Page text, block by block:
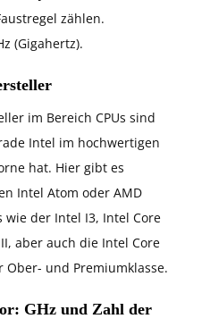
zählen.
(Gigahertz).
im Bereich CPUs sind
Intel im hochwertigen
hat. Hier gibt es
Intel Atom oder AMD
wie der Intel I3, Intel Core
aber auch die Intel Core
und Premiumklasse.
GHz und Zahl der